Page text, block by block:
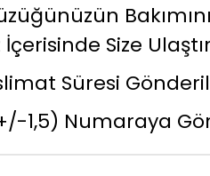
Size
Süresi
1,5) Numaraya